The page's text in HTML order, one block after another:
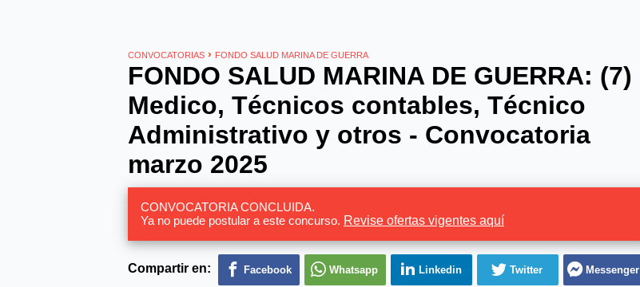
CONVOCATORIAS › FONDO SALUD MARINA DE GUERRA
FONDO SALUD MARINA DE GUERRA: (7)
Medico, Técnicos contables, Técnico
Administrativo y otros - Convocatoria
marzo 2025
CONVOCATORIA CONCLUIDA.
Ya no puede postular a este concurso. Revise ofertas vigentes aquí
Compartir en: Facebook Whatsapp Linkedin Twitter Messenger